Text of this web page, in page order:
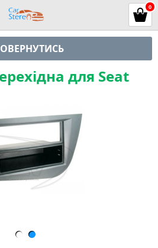
0
для Seat